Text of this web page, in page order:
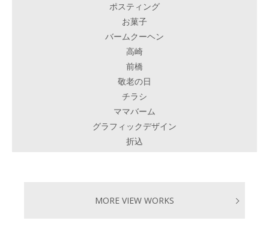
ポスティング
お菓子
バームクーヘン
高崎
前橋
敬老の日
チラシ
ママバーム
グラフィックデザイン
折込
MORE VIEW WORKS